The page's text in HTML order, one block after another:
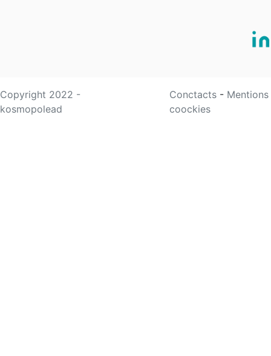
Copyright 2022 -
kosmopolead
Conctacts -
coockies